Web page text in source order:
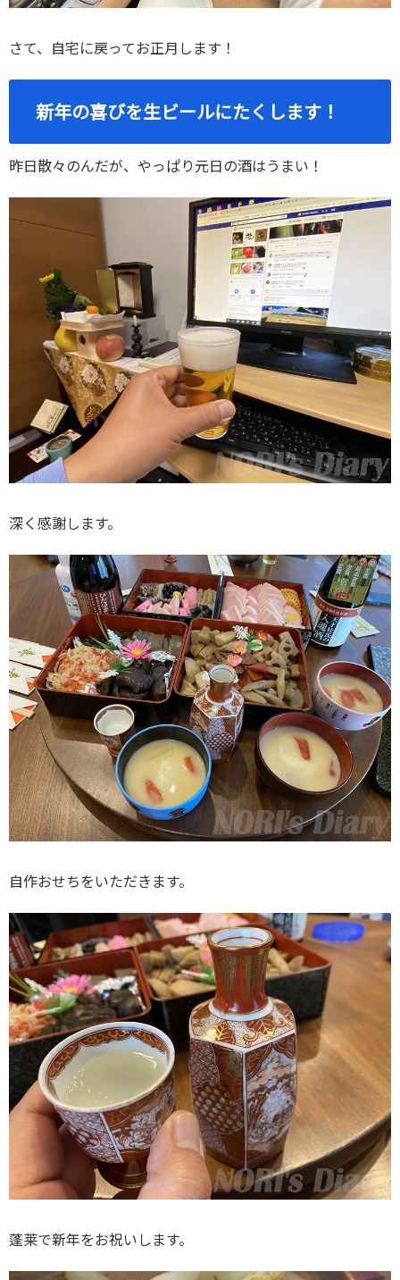
さて、自宅に戻ってお正月します！
新年の喜びを生ビールにたくします！
昨日散々のんだが、やっぱり元日の酒はうまい！
深く感謝します。
自作おせちをいただきます。
蓬莱で新年をお祝いします。